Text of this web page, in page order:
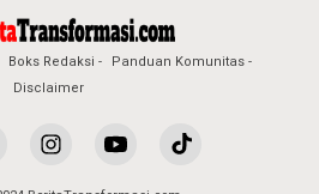
Boks Redaksi
Panduan Komunitas
Disclaimer